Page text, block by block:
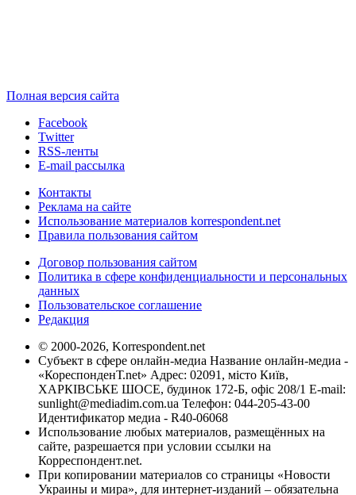
Полная версия сайта
Facebook
Twitter
RSS-ленты
E-mail рассылка
Контакты
Реклама на сайте
Использование материалов korrespondent.net
Правила пользования сайтом
Договор пользования сайтом
Политика в сфере конфиденциальности и персональных
данных
Пользовательское соглашение
Редакция
© 2000-2026, Korrespondent.net
Субъект в сфере онлайн-медиа Название онлайн-медиа -
«КореспонденТ.net» Адрес: 02091, місто Київ,
ХАРКІВСЬКЕ ШОСЕ, будинок 172-Б, офіс 208/1 E-mail:
sunlight@mediadim.com.ua Телефон: 044-205-43-00
Идентификатор медиа - R40-06068
Использование любых материалов, размещённых на
сайте, разрешается при условии ссылки на
Корреспондент.net.
При копировании материалов со страницы «Новости
Украины и мира», для интернет-изданий – обязательна